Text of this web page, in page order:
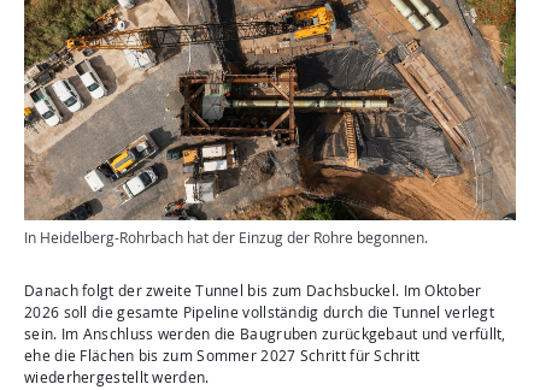
In Heidelberg-Rohrbach hat der Einzug der Rohre begonnen.
Danach folgt der zweite Tunnel bis zum Dachsbuckel. Im Oktober
2026 soll die gesamte Pipeline vollständig durch die Tunnel verlegt
sein. Im Anschluss werden die Baugruben zurückgebaut und verfüllt,
ehe die Flächen bis zum Sommer 2027 Schritt für Schritt
wiederhergestellt werden.